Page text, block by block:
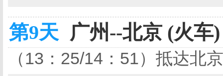
第9天 广州--北京 (火车)
（13：25/14：51）抵达北